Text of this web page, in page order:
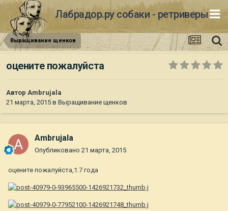
Лабрадор.ру собаки - ретриверы
Выращивание щенков
оцените пожалуйста
Автор Ambrujala
21 марта, 2015 в Выращивание щенков
Ambrujala
Опубликовано 21 марта, 2015
оцените пожалуйста,1.7 года